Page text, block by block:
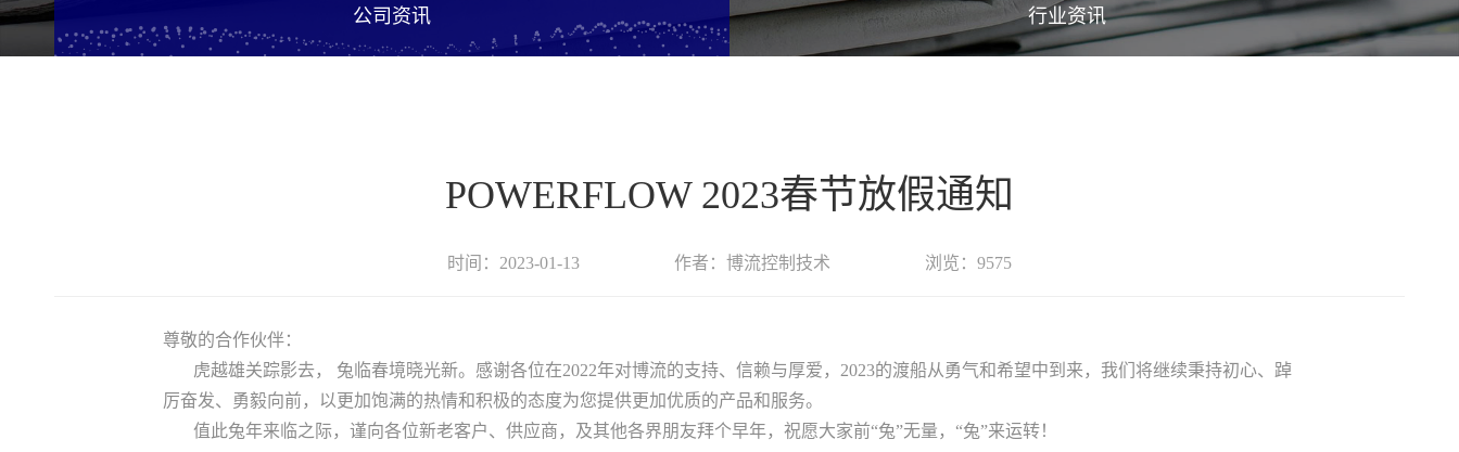
公司资讯 行业资讯
POWERFLOW 2023春节放假通知
时间：2023-01-13 作者：博流控制技术 浏览：9575
尊敬的合作伙伴：
虎越雄关踪影去， 兔临春境晓光新。感谢各位在2022年对博流的支持、信赖与厚爱，2023的渡船从勇气和希望中到来，我们将继续秉持初心、踔
厉奋发、勇毅向前，以更加饱满的热情和积极的态度为您提供更加优质的产品和服务。
值此兔年来临之际，谨向各位新老客户、供应商，及其他各界朋友拜个早年，祝愿大家前“兔”无量，“兔”来运转！